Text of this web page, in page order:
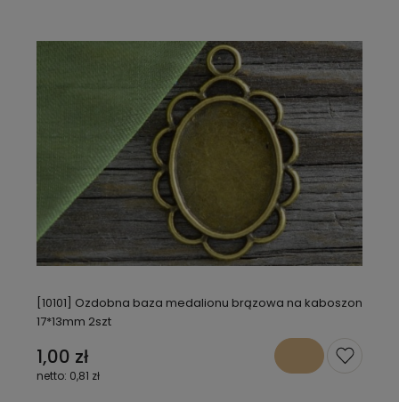
[10101] Ozdobna baza medalionu brązowa na kaboszon
17*13mm 2szt
1,00 zł
0,81 zł